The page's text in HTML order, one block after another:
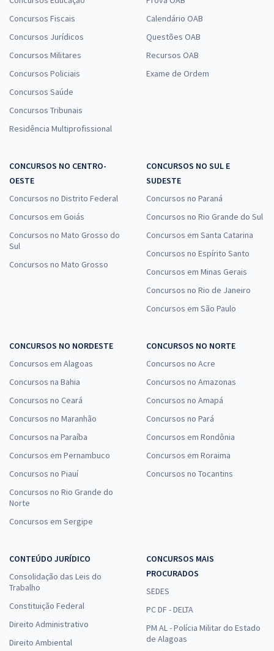
Concursos Fiscais
Concursos Jurídicos
Concursos Militares
Concursos Policiais
Concursos Saúde
Concursos Tribunais
Residência Multiprofissional
Calendário OAB
Questões OAB
Recursos OAB
Exame de Ordem
CONCURSOS NO CENTRO-
OESTE
Concursos no Distrito Federal
Concursos em Goiás
Concursos no Mato Grosso do
Sul
Concursos no Mato Grosso
CONCURSOS NO SUL E
SUDESTE
Concursos no Paraná
Concursos no Rio Grande do Sul
Concursos em Santa Catarina
Concursos no Espírito Santo
Concursos em Minas Gerais
Concursos no Rio de Janeiro
Concursos em São Paulo
CONCURSOS NO NORDESTE
Concursos em Alagoas
Concursos na Bahia
Concursos no Ceará
Concursos no Maranhão
Concursos na Paraíba
Concursos em Pernambuco
Concursos no Piauí
Concursos no Rio Grande do
Norte
Concursos em Sergipe
CONCURSOS NO NORTE
Concursos no Acre
Concursos no Amazonas
Concursos no Amapá
Concursos no Pará
Concursos em Rondônia
Concursos em Roraima
Concursos no Tocantins
CONTEÚDO JURÍDICO
Consolidação das Leis do
Trabalho
Constituição Federal
Direito Administrativo
Direito Ambiental
CONCURSOS MAIS
PROCURADOS
SEDES
PC DF - DELTA
PM AL - Polícia Militar do Estado
de Alagoas